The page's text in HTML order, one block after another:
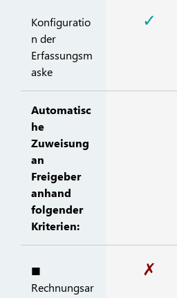
Konfiguratio
n der
Erfassungsm
aske
✓
Automatisc
he
Zuweisung
an
Freigeber
anhand
folgender
Kriterien:
■
Rechnungsar
✗